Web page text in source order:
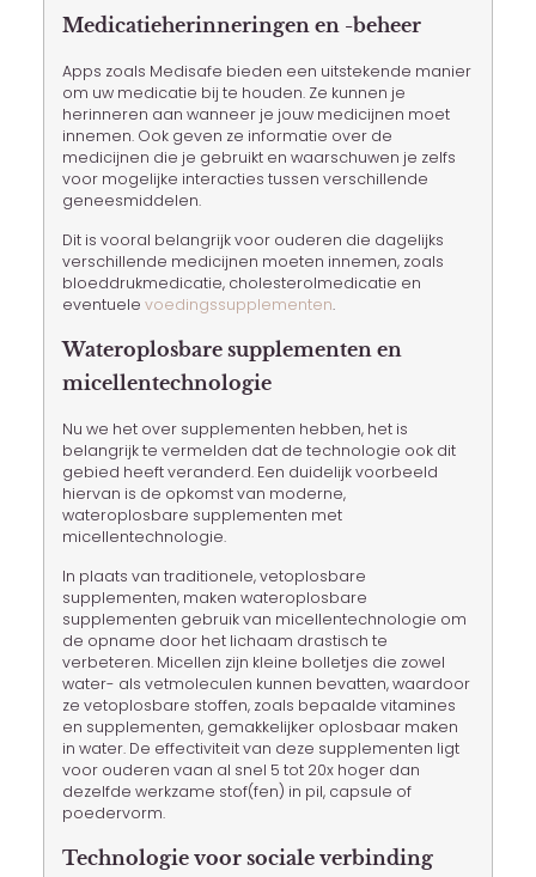
Medicatieherinneringen en -beheer
Apps zoals Medisafe bieden een uitstekende manier
om uw medicatie bij te houden. Ze kunnen je
herinneren aan wanneer je jouw medicijnen moet
innemen. Ook geven ze informatie over de
medicijnen die je gebruikt en waarschuwen je zelfs
voor mogelijke interacties tussen verschillende
geneesmiddelen.
Dit is vooral belangrijk voor ouderen die dagelijks
verschillende medicijnen moeten innemen, zoals
bloeddrukmedicatie, cholesterolmedicatie en
eventuele voedingssupplementen.
Wateroplosbare supplementen en
micellentechnologie
Nu we het over supplementen hebben, het is
belangrijk te vermelden dat de technologie ook dit
gebied heeft veranderd. Een duidelijk voorbeeld
hiervan is de opkomst van moderne,
wateroplosbare supplementen met
micellentechnologie.
In plaats van traditionele, vetoplosbare
supplementen, maken wateroplosbare
supplementen gebruik van micellentechnologie om
de opname door het lichaam drastisch te
verbeteren. Micellen zijn kleine bolletjes die zowel
water- als vetmoleculen kunnen bevatten, waardoor
ze vetoplosbare stoffen, zoals bepaalde vitamines
en supplementen, gemakkelijker oplosbaar maken
in water. De effectiviteit van deze supplementen ligt
voor ouderen vaan al snel 5 tot 20x hoger dan
dezelfde werkzame stof(fen) in pil, capsule of
poedervorm.
Technologie voor sociale verbinding